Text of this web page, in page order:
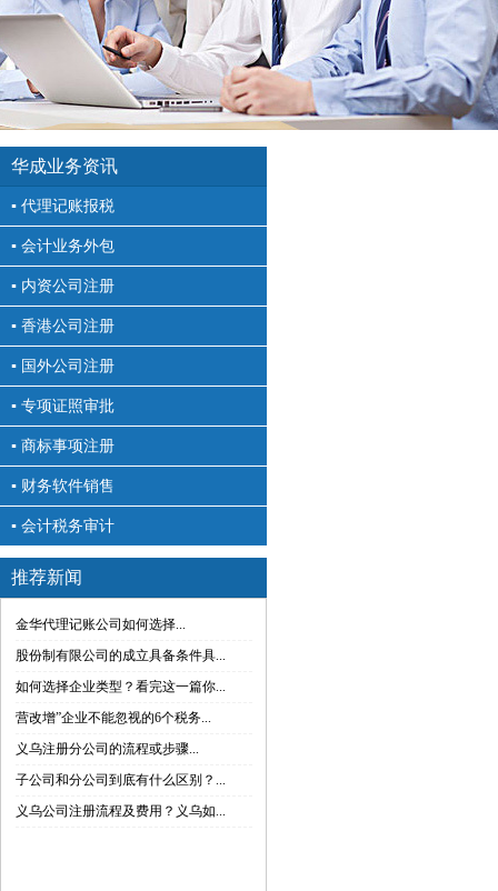
华成业务资讯
▪ 代理记账报税
▪ 会计业务外包
▪ 内资公司注册
▪ 香港公司注册
▪ 国外公司注册
▪ 专项证照审批
▪ 商标事项注册
▪ 财务软件销售
▪ 会计税务审计
推荐新闻
金华代理记账公司如何选择...
股份制有限公司的成立具备条件具...
如何选择企业类型？看完这一篇你...
营改增”企业不能忽视的6个税务...
义乌注册分公司的流程或步骤...
子公司和分公司到底有什么区别？...
义乌公司注册流程及费用？义乌如...